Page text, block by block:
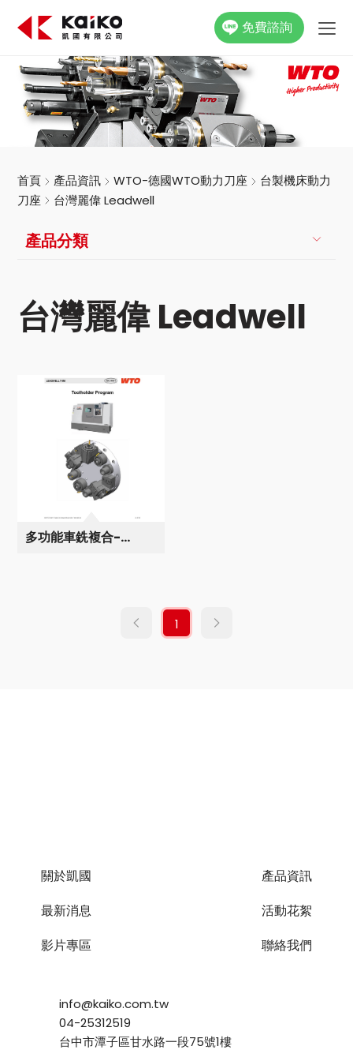
免費諮詢
關於凱國
產品資訊
最新消息
聯絡我們
首頁 產品資訊 WTO-德國WTO動力刀座
台製機床動力
刀座
台灣麗偉 Leadwell
產品分類
台灣麗偉 Leadwell
多功能車銑複合-
1
關於凱國
產品資訊
最新消息
活動花絮
影片專區
聯絡我們
info@kaiko.com.tw
04-25312519
台中市潭子區甘水路一段75號1樓